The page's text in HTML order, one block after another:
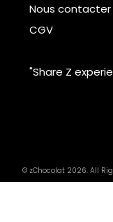
Nous contacter
CGV
"Share Z
© zChocolat 2026. All